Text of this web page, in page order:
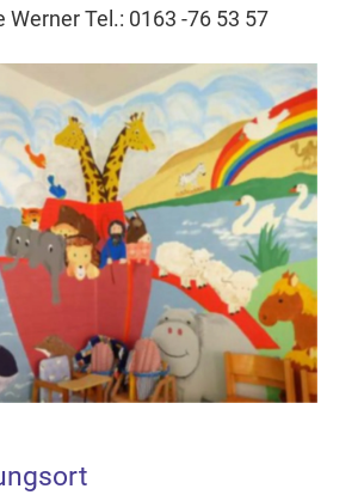
Werner Tel.: 0163 -76 53 57